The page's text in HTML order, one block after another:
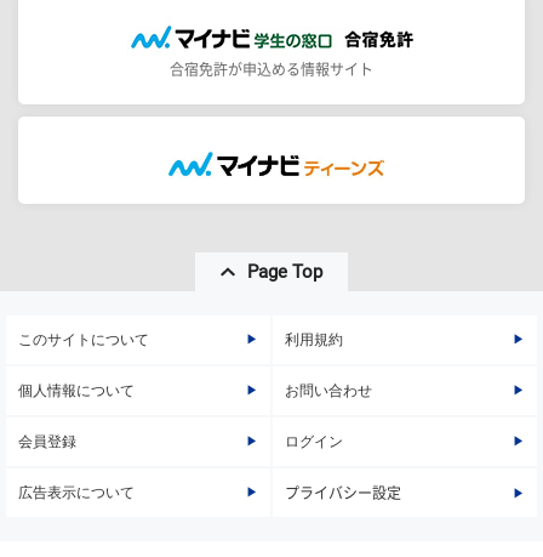
合宿免許が申込める情報サイト
Page Top
このサイトについて 利用規約
個人情報について お問い合わせ
会員登録 ログイン
広告表示について プライバシー設定